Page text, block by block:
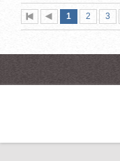
Première
page
Page
précédente
Page
1 (page
actuelle)
Page
2 3